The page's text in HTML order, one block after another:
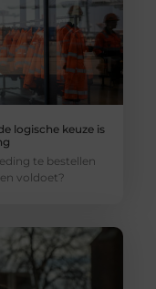
logische keuze is
te bestellen
voldoet?